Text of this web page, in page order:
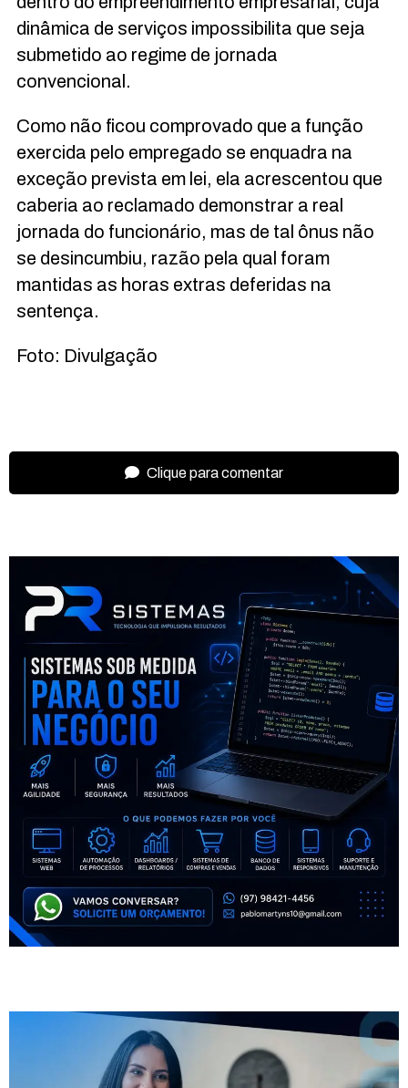
dinâmica de serviços impossibilita que seja
submetido ao regime de jornada
convencional.
Como não ficou comprovado que a função
exercida pelo empregado se enquadra na
exceção prevista em lei, ela acrescentou que
caberia ao reclamado demonstrar a real
jornada do funcionário, mas de tal ônus não
se desincumbiu, razão pela qual foram
mantidas as horas extras deferidas na
sentença.
Foto: Divulgação
Clique para comentar